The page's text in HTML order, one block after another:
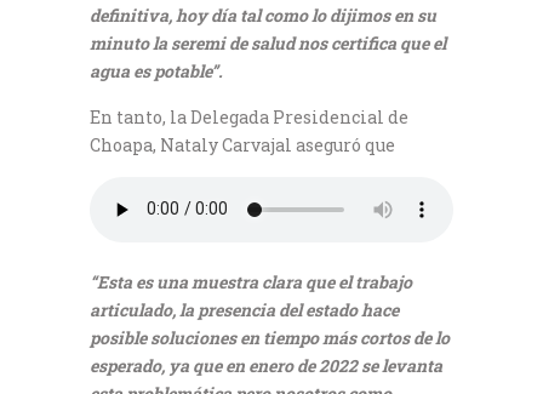
definitiva, hoy día tal como lo dijimos en su
minuto la seremi de salud nos certifica que el
agua es potable”.
En tanto, la Delegada Presidencial de
Choapa, Nataly Carvajal aseguró que
“Esta es una muestra clara que el trabajo
articulado, la presencia del estado hace
posible soluciones en tiempo más cortos de lo
esperado, ya que en enero de 2022 se levanta